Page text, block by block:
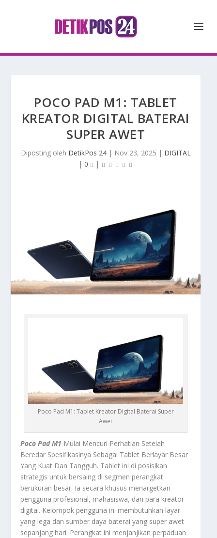
POCO PAD M1: TABLET
KREATOR DIGITAL BATERAI
SUPER AWET
Diposting oleh DetikPos 24| Nov 23, 2025 | DIGITAL
| 0 |
Poco Pad M1: Tablet Kreator Digital Baterai Super
Awet
Poco Pad M1 Mulai Mencuri Perhatian Setelah
Beredar Spesifikasinya Sebagai Tablet Berlayar Besar
Yang Kuat Dan Tangguh. Tablet ini di posisikan
strategis untuk bersaing di segmen perangkat
berukuran besar. Ia secara khusus menargetkan
pengguna profesional, mahasiswa, dan para kreator
digital. Kelompok pengguna ini membutuhkan layar
yang lega dan sumber daya baterai yang super awet
sepanjang hari. Perangkat ini menjanjikan perpaduan